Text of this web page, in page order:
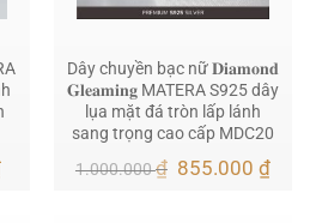
Giá
Dây chuyền bạc nữ 𝐃𝐢𝐚𝐦𝐨𝐧𝐝
𝐆𝐥𝐞𝐚𝐦𝐢𝐧𝐠 MATERA S925 dây
lụa mặt đá tròn lấp lánh
sang trọng cao cấp MDC20
1.000.000₫ Giá
855.000₫Giá